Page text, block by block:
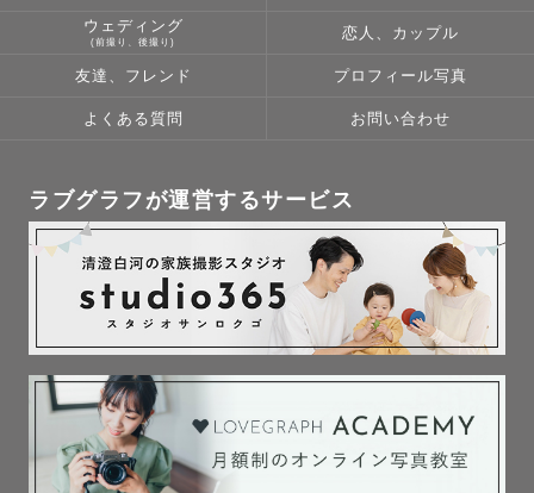
「子供が人見知りで…」
安心して任せていただけるよう
ゆっくりペースで大丈夫です。
安心して楽しんでもらえる時間に
したいと思っています。
✅スケジュールについて
日程が×や△になっている日でも、
場所や時間によっては撮影可能な日もあります。
ご要望・ご相談などありましたら
ウェディング
(前撮り、後撮り)
恋人、カップル
友達、フレンド プロフィール写真
よくある質問 お問い合わせ
ラブグラフが運営するサービス